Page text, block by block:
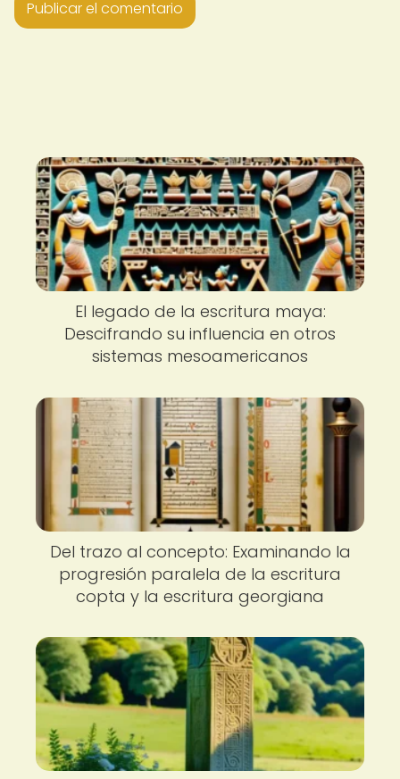
El legado de la escritura maya:
Descifrando su influencia en otros
sistemas mesoamericanos
Del trazo al concepto: Examinando la
progresión paralela de la escritura
copta y la escritura georgiana